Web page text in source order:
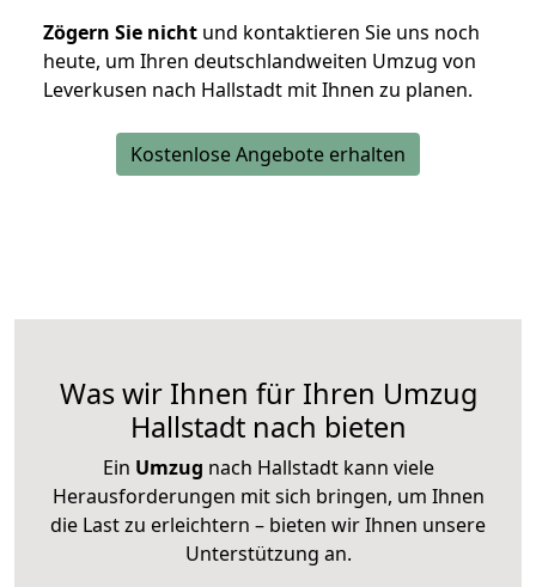
Zögern Sie nicht und kontaktieren Sie uns noch
heute, um Ihren deutschlandweiten Umzug von
Leverkusen nach Hallstadt mit Ihnen zu planen.
Kostenlose Angebote erhalten
Was wir Ihnen für Ihren Umzug
Hallstadt nach bieten
Ein Umzug nach Hallstadt kann viele
Herausforderungen mit sich bringen, um Ihnen
die Last zu erleichtern – bieten wir Ihnen unsere
Unterstützung an.